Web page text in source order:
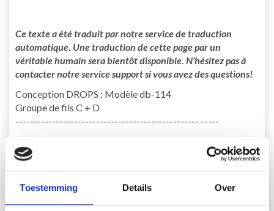
Toestemming Details Over
Ce texte a été traduit par notre service de traduction
automatique. Une traduction de cette page par un
véritable humain sera bientôt disponible. N’hésitez pas à
contacter notre service support si vous avez des questions!
Conception DROPS : Modèle db-114
Groupe de fils C + D
-------------------------------------------------- -----
XS - S - M - L - XL - XXL
MATÉRIAUX:
DROPS BIG DELIGHT de Garnstudio (appartient au